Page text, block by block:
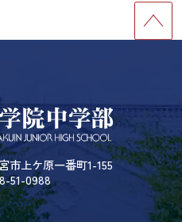
市上ケ原一番町1-155
51-0988